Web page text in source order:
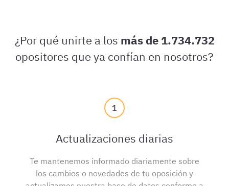
¿Por qué unirte a los más de 1.734.732
opositores que ya confían en nosotros?
1
Actualizaciones diarias
Te mantenemos informado diariamente sobre
los cambios o novedades de tu oposición y